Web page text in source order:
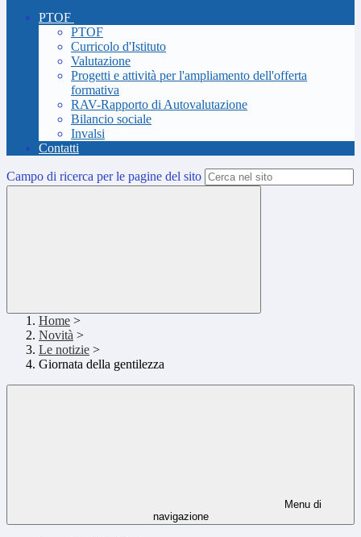
PTOF
PTOF
Curricolo d'Istituto
Valutazione
Progetti e attività per l'ampliamento dell'offerta
formativa
RAV-Rapporto di Autovalutazione
Bilancio sociale
Invalsi
Contatti
Campo di ricerca per le pagine del sito
Home >
Novità >
Le notizie >
Giornata della gentilezza
Menu di
navigazione